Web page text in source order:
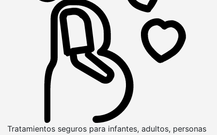
Tratamientos seguros para infantes, adultos, personas